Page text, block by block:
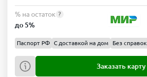
% на остаток ?
до 5%
Паспорт РФ С доставкой на дом Без справок
Заказать карту